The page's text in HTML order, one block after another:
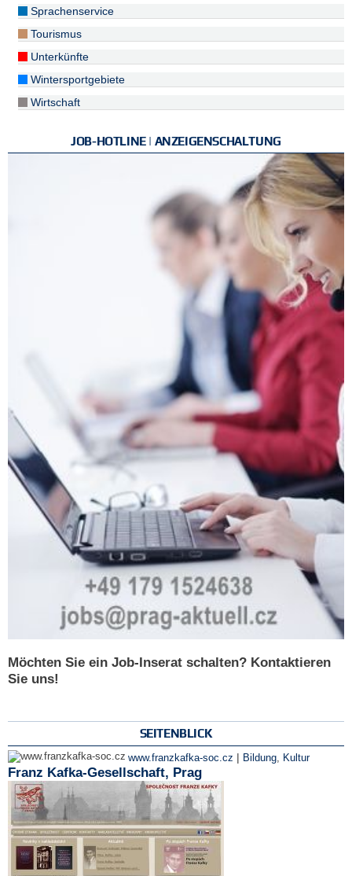
Sprachenservice
Tourismus
Unterkünfte
Wintersportgebiete
Wirtschaft
JOB-HOTLINE | ANZEIGENSCHALTUNG
Möchten Sie ein Job-Inserat schalten? Kontaktieren
Sie uns!
SEITENBLICK
www.franzkafka-soc.cz | Bildung, Kultur
Franz Kafka-Gesellschaft, Prag